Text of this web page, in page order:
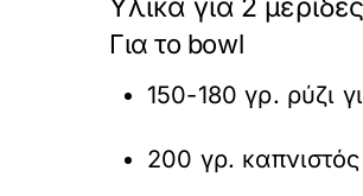
Για το bowl
150-180 γρ. ρύζι
200 γρ.